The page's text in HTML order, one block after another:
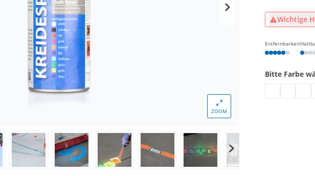
ZOOM
Wichtige
Entfernbarkeit
Bitte Farbe
Kreidespray |